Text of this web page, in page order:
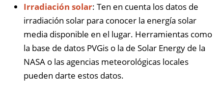
Irradiación solar: Ten en cuenta los datos de
irradiación solar para conocer la energía solar
media disponible en el lugar. Herramientas como
la base de datos PVGis o la de Solar Energy de la
NASA o las agencias meteorológicas locales
pueden darte estos datos.